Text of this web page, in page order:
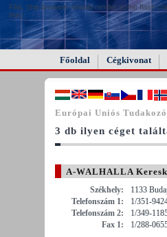
FAIL (the browser should render some flash
this).
Főoldal Cégkivonat
Európai Uniós
3 db ilyen céget
A-WALHALLA
Székhely:
1133
Telefonszám 1:
1/351-
Telefonszám 2:
1/349-
Fax 1:
1/288-